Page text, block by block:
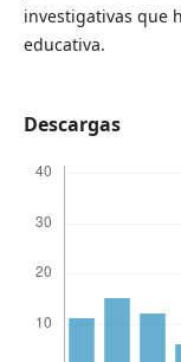
investigativas que
educativa.
Descargas